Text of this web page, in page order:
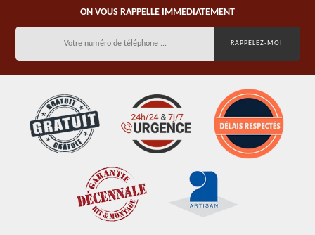
ON VOUS RAPPELLE IMMEDIATEMENT